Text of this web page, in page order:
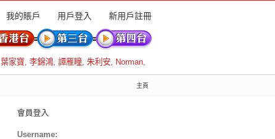
我的賬戶 用戶登入 新用戶註冊
葉家寶, 李錦鴻, 譚雁瞳, 朱利安, Norman,
主頁
會員登入
Username: